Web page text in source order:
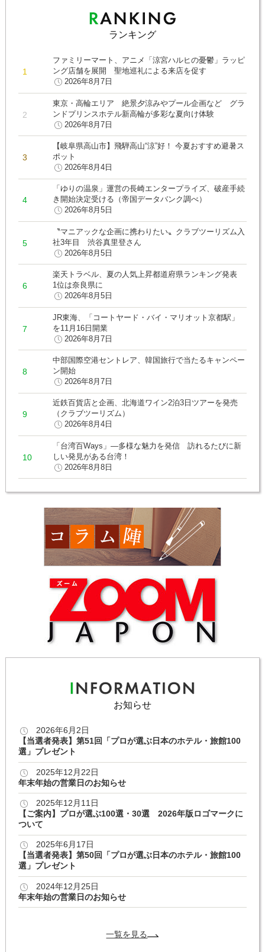
ランキング
ファミリーマート、アニメ「涼宮ハルヒの憂鬱」ラッピ
ング店舗を展開 聖地巡礼による来店を促す
2026年8月7日
東京・高輪エリア 絶景夕涼みやプール企画など グラ
ンドプリンスホテル新高輪が多彩な夏向け体験
2026年8月7日
【岐阜県高山市】飛騨高山“涼”好！ 今夏おすすめ避暑ス
ポット
2026年8月4日
「ゆりの温泉」運営の長崎エンタープライズ、破産手続
き開始決定受ける（帝国データバンク調べ）
2026年8月5日
〝マニアックな企画に携わりたい〟クラブツーリズム入
社3年目 渋谷真里登さん
2026年8月5日
楽天トラベル、夏の人気上昇都道府県ランキング発表
1位は奈良県に
2026年8月5日
JR東海、「コートヤード・バイ・マリオット京都駅」
を11月16日開業
2026年8月7日
中部国際空港セントレア、韓国旅行で当たるキャンペー
ン開始
2026年8月7日
近鉄百貨店と企画、北海道ワイン2泊3日ツアーを発売
（クラブツーリズム）
2026年8月4日
「台湾百Ways」―多様な魅力を発信 訪れるたびに新
しい発見がある台湾！
2026年8月8日
お知らせ
2026年6月2日
【当選者発表】第51回「プロが選ぶ日本のホテル・旅館100
選」プレゼント
2025年12月22日
年末年始の営業日のお知らせ
2025年12月11日
【ご案内】プロが選ぶ100選・30選 2026年版ロゴマークに
ついて
2025年6月17日
【当選者発表】第50回「プロが選ぶ日本のホテル・旅館100
選」プレゼント
2024年12月25日
年末年始の営業日のお知らせ
一覧を見る